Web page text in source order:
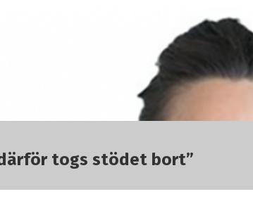
togs stödet bort”